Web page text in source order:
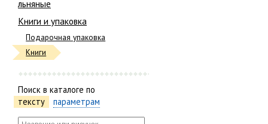
льняные
Книги и упаковка
Подарочная упаковка
Книги
Поиск в каталоге по
тексту
параметрам